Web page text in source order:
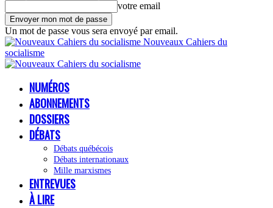
votre email
Un mot de passe vous sera envoyé par email.
Nouveaux Cahiers du
socialisme
NUMÉROS
ABONNEMENTS
DOSSIERS
DÉBATS
Débats québécois
Débats internationaux
Mille marxismes
ENTREVUES
À LIRE